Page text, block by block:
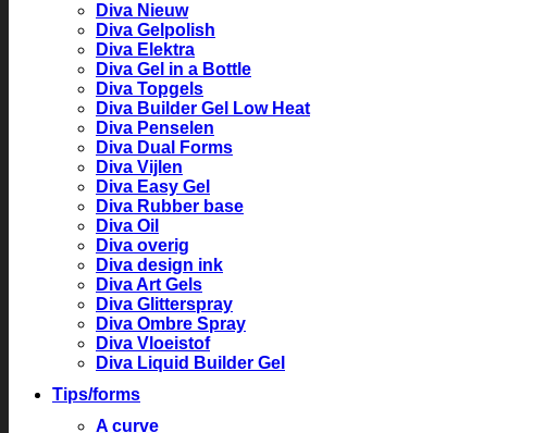
Diva Nieuw
Diva Gelpolish
Diva Elektra
Diva Gel in a Bottle
Diva Topgels
Diva Builder Gel Low Heat
Diva Penselen
Diva Dual Forms
Diva Vijlen
Diva Easy Gel
Diva Rubber base
Diva Oil
Diva overig
Diva design ink
Diva Art Gels
Diva Glitterspray
Diva Ombre Spray
Diva Vloeistof
Diva Liquid Builder Gel
Tips/forms
A curve